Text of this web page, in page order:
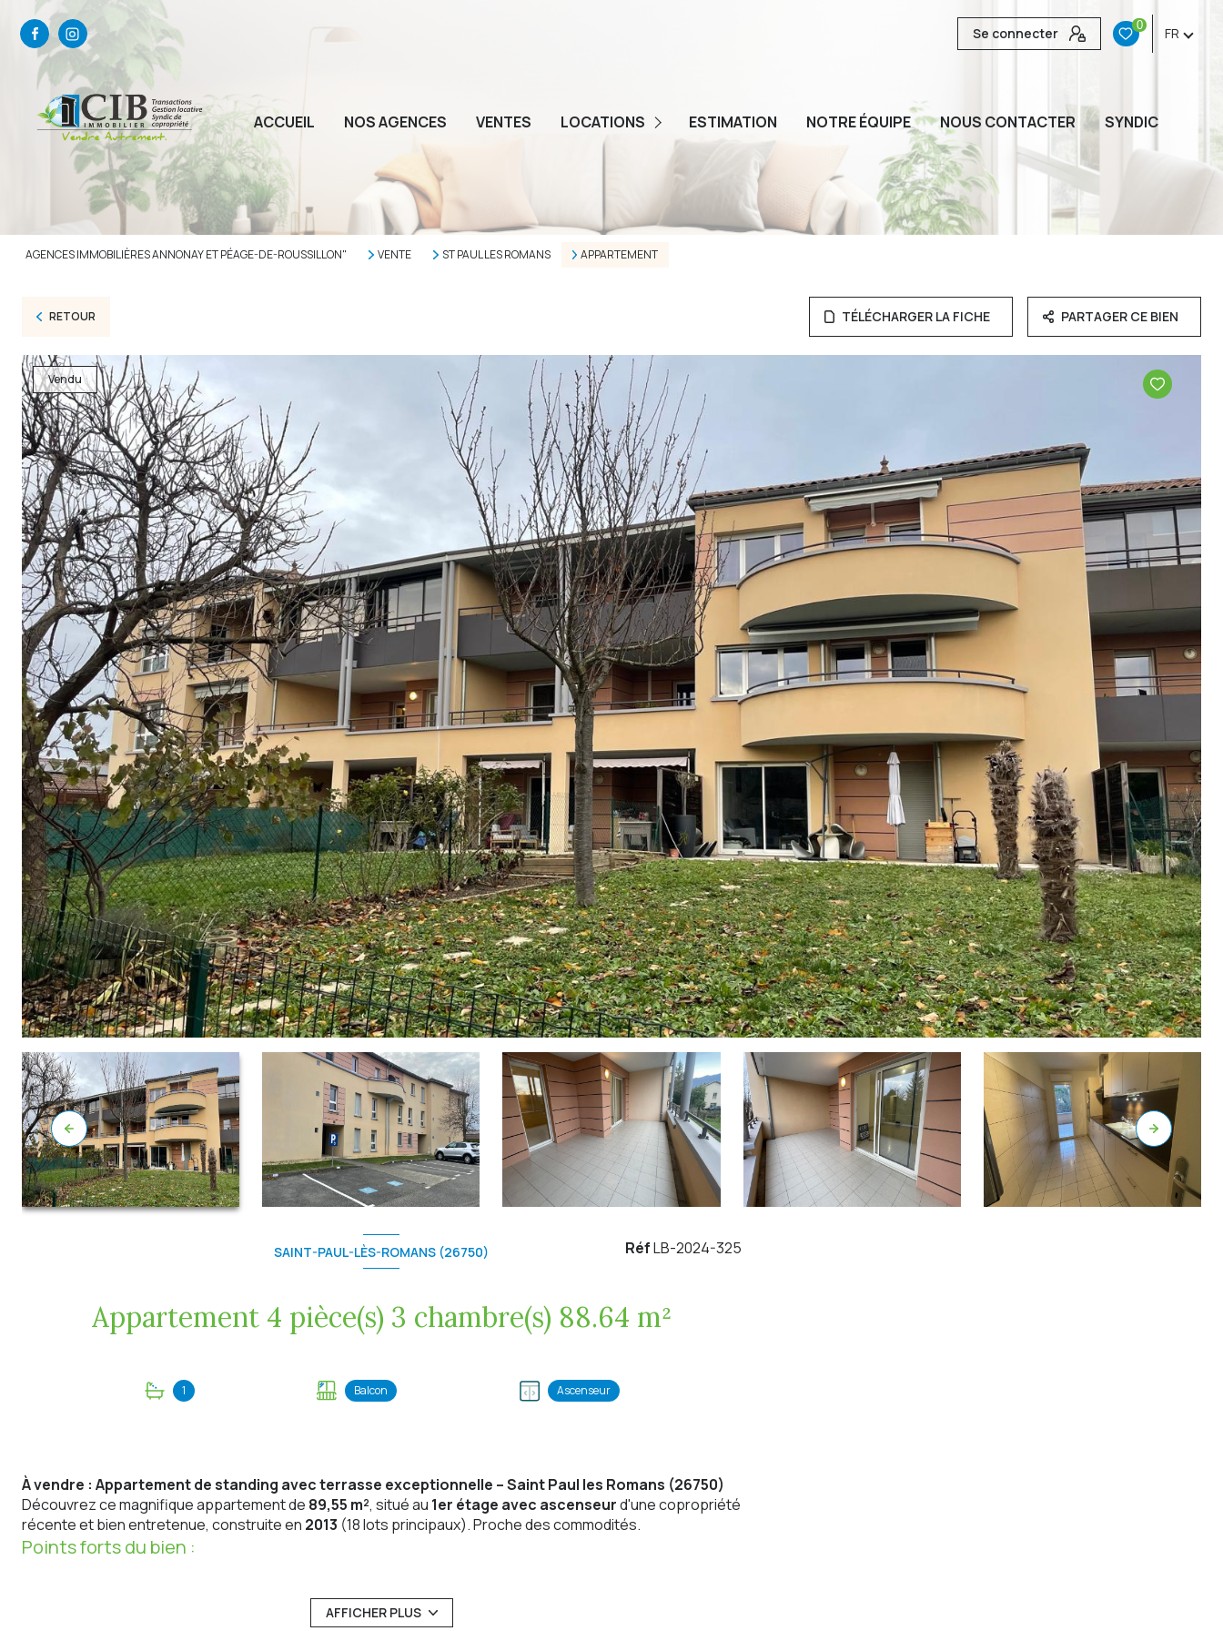
Se connecter 0 FR
ACCUEIL NOS AGENCES VENTES LOCATIONS
GESTION
ESTIMATION NOTRE ÉQUIPE NOUS CONTACTER SYNDIC
AGENCES IMMOBILIÈRES ANNONAY ET PÉAGE-DE-ROUSSILLON" VENTE ST PAUL LES ROMANS APPARTEMENT
RETOUR TÉLÉCHARGER LA FICHE PARTAGER CE BIEN
Vendu
SAINT-PAUL-LÈS-ROMANS (26750)
Appartement 4 pièce(s) 3 chambre(s) 88.64 m²
1 Balcon Ascenseur
RéfLB-2024-325
À vendre : Appartement de standing avec terrasse exceptionnelle – Saint Paul les Romans (26750)
Découvrez ce magnifique appartement de 89,55 m², situé au 1er étage avec ascenseurd'une copropriété
récente et bien entretenue, construite en 2013 (18 lots principaux). Proche des commodités.
Points forts du bien :
AFFICHER PLUS